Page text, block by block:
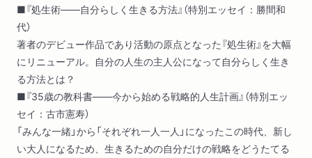
■『処生術――自分らしく生きる方法』（特別エッセイ：勝間和
代）
著者のデビュー作品であり活動の原点となった『処生術』を大幅
にリニューアル。自分の人生の主人公になって自分らしく生き
る方法とは？
■『35歳の教科書――今から始める戦略的人生計画』（特別エッ
セイ：古市憲寿）
「みんな一緒」から「それぞれ一人一人」になったこの時代、新し
い大人になるため、生きるための自分だけの戦略をどうたてる